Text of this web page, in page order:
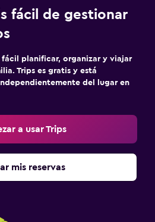
fácil de gestionar
fácil planificar, organizar y viajar
Trips es gratis y está
del lugar en
a usar Trips
mis reservas